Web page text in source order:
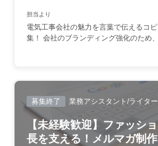
担当より
電気工事会社の魅力を言葉で伝えるコ
集！ 会社のブランディング強化のため
募集終了 業務アシスタント/ライター
【未経験歓迎】ファッシ
長を支える！メルマガ制